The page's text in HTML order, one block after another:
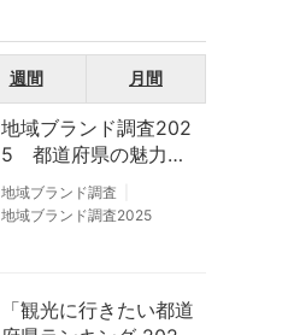
週間 月間
地域ブランド調査202
5 都道府県の魅力度
等調査結果
地域ブランド調査
地域ブランド調査2025
「観光に行きたい都道